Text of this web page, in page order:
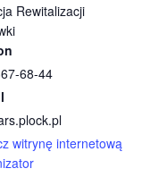
Rewitalizacji
68-44
witrynę internetową